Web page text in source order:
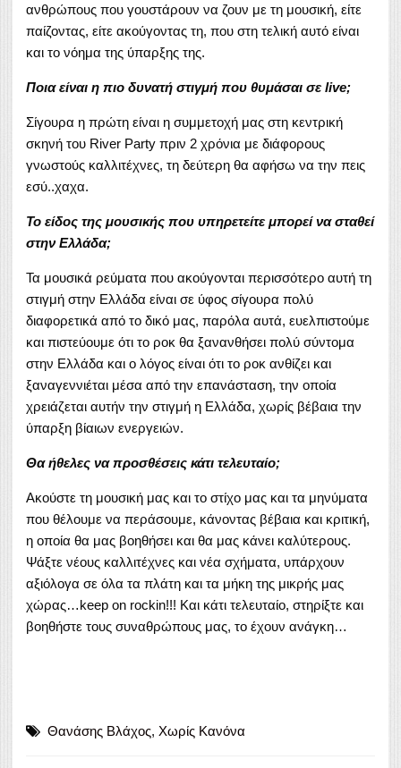
ανθρώπους που γουστάρουν να ζουν με τη μουσική, είτε
παίζοντας, είτε ακούγοντας τη, που στη τελική αυτό είναι
και το νόημα της ύπαρξης της.
Ποια είναι η πιο δυνατή στιγμή που θυμάσαι σε live;
Σίγουρα η πρώτη είναι η συμμετοχή μας στη κεντρική
σκηνή του River Party πριν 2 χρόνια με διάφορους
γνωστούς καλλιτέχνες, τη δεύτερη θα αφήσω να την πεις
εσύ..χαχα.
Το είδος της μουσικής που υπηρετείτε μπορεί να σταθεί
στην Ελλάδα;
Τα μουσικά ρεύματα που ακούγονται περισσότερο αυτή τη
στιγμή στην Ελλάδα είναι σε ύφος σίγουρα πολύ
διαφορετικά από το δικό μας, παρόλα αυτά, ευελπιστούμε
και πιστεύουμε ότι το ροκ θα ξανανθήσει πολύ σύντομα
στην Ελλάδα και ο λόγος είναι ότι το ροκ ανθίζει και
ξαναγεννιέται μέσα από την επανάσταση, την οποία
χρειάζεται αυτήν την στιγμή η Ελλάδα, χωρίς βέβαια την
ύπαρξη βίαιων ενεργειών.
Θα ήθελες να προσθέσεις κάτι τελευταίο;
Ακούστε τη μουσική μας και το στίχο μας και τα μηνύματα
που θέλουμε να περάσουμε, κάνοντας βέβαια και κριτική,
η οποία θα μας βοηθήσει και θα μας κάνει καλύτερους.
Ψάξτε νέους καλλιτέχνες και νέα σχήματα, υπάρχουν
αξιόλογα σε όλα τα πλάτη και τα μήκη της μικρής μας
χώρας…keep on rockin!!! Και κάτι τελευταίο, στηρίξτε και
βοηθήστε τους συναθρώπους μας, το έχουν ανάγκη…
Θανάσης Βλάχος, Χωρίς Κανόνα